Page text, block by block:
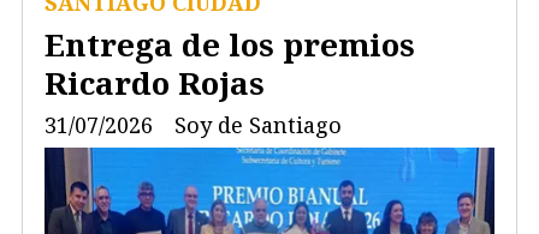
Entrega de los premios
Ricardo Rojas
Soy de Santiago
31/07/2026